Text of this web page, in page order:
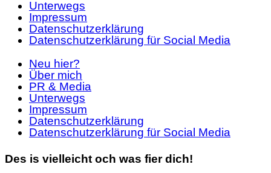
Unterwegs
Impressum
Datenschutzerklärung
Datenschutzerklärung für Social Media
Neu hier?
Über mich
PR & Media
Unterwegs
Impressum
Datenschutzerklärung
Datenschutzerklärung für Social Media
Des is vielleicht och was fier dich!